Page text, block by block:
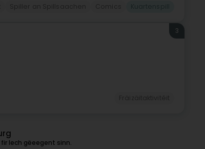
3
Iech gëeegent sinn.